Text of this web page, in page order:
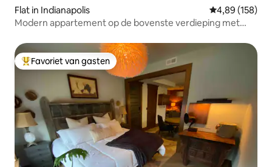
Flat in Indianapolis Gemiddelde
4,89 (158)
Modern appartement op de bovenste verdieping met
Topfavoriet van gasten
Favoriet van gasten